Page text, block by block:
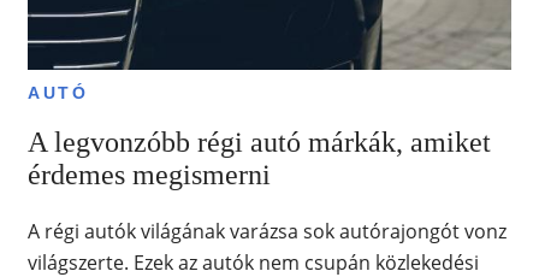
AUTÓ
A legvonzóbb régi autó márkák, amiket
érdemes megismerni
A régi autók világának varázsa sok autórajongót vonz
világszerte. Ezek az autók nem csupán közlekedési